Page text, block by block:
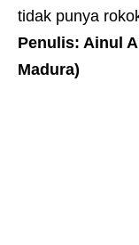
tidak punya
Penulis: Ainul
Madura)